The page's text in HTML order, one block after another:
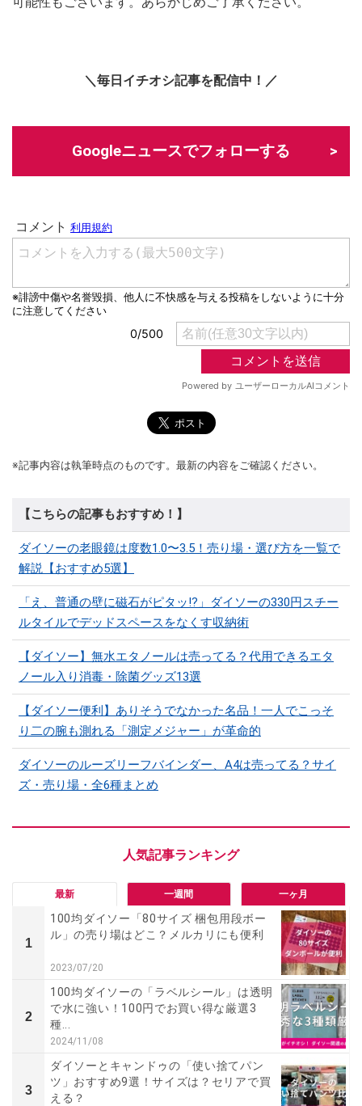
＼毎日イチオシ記事を配信中！／
Googleニュースでフォローする
※記事内容は執筆時点のものです。最新の内容をご確認ください。
【こちらの記事もおすすめ！】
ダイソーの老眼鏡は度数1.0〜3.5！売り場・選び方を一覧で
解説【おすすめ5選】
「え、普通の壁に磁石がピタッ!?」ダイソーの330円スチー
ルタイルでデッドスペースをなくす収納術
【ダイソー】無水エタノールは売ってる？代用できるエタ
ノール入り消毒・除菌グッズ13選
【ダイソー便利】ありそうでなかった名品！一人でこっそ
り二の腕も測れる「測定メジャー」が革命的
ダイソーのルーズリーフバインダー、A4は売ってる？サイ
ズ・売り場・全6種まとめ
最新 一週間 一ヶ月
1
100均ダイソー「80サイズ 梱包用段ボー
ル」の売り場はどこ？メルカリにも便利
2023/07/20
2
100均ダイソーの「ラベルシール」は透明
で水に強い！100円でお買い得な厳選3
種...
2024/11/08
3
ダイソーとキャンドゥの「使い捨てパン
ツ」おすすめ9選！サイズは？セリアで買
える？